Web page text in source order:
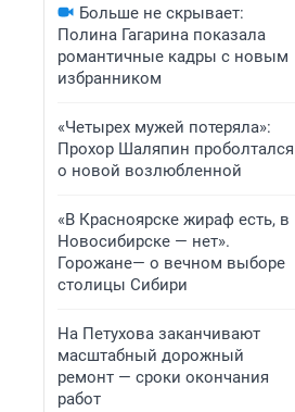
Больше не скрывает:
Полина Гагарина показала
романтичные кадры с новым
избранником
«Четырех мужей потеряла»:
Прохор Шаляпин проболтался
о новой возлюбленной
«В Красноярске жираф есть, в
Новосибирске — нет».
Горожане— о вечном выборе
столицы Сибири
На Петухова заканчивают
масштабный дорожный
ремонт — сроки окончания
работ